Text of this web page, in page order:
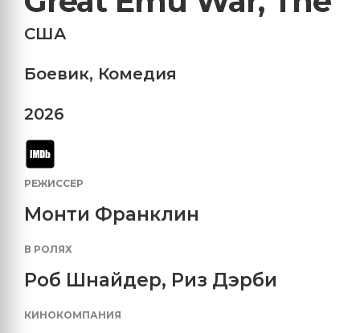
США
Боевик, Комедия
2026
РЕЖИССЕР
Монти Франклин
В РОЛЯХ
Роб Шнайдер, Риз Дэрби
КИНОКОМПАНИЯ